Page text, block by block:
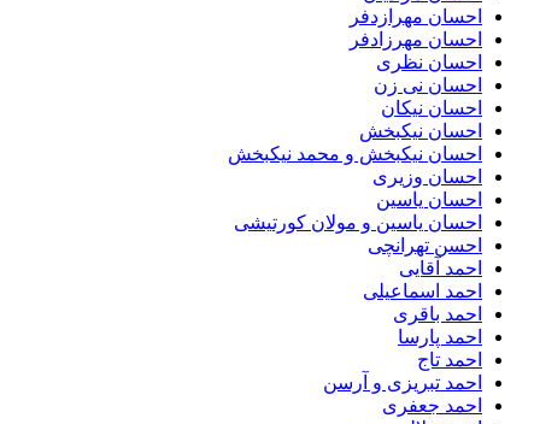
احسان مهرازدفر
احسان مهرزادفر
احسان نظری
احسان نی زن
احسان نیکان
احسان نیکبخش
احسان نیکبخش و محمد نیکبخش
احسان وزیری
احسان یاسین
احسان یاسین و مولان کورتیشی
احسن تهرانچی
احمد آقایی
احمد اسماعیلی
احمد باقری
احمد پارسا
احمد تاج
احمد تبریزی و آرسن
احمد جعفری